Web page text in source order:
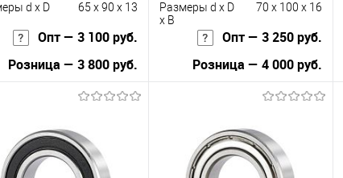
d x D
65 x 90 x 13
Опт — 3 100 руб.
Розница — 3 800 руб.
Купить в 1
К
сравнению
Размеры d x D
x B
70 x 100 x 16
Опт — 3 250 руб.
Розница — 4 000 руб.
Купить в 1
К
сравнению